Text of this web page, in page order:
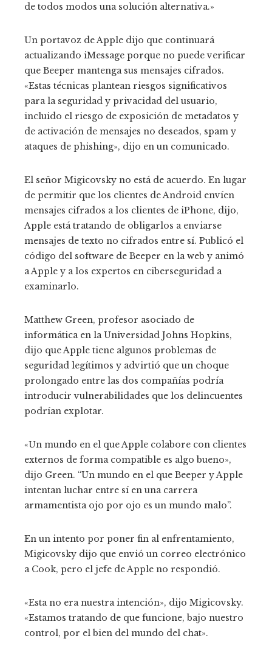
de todos modos una solución alternativa.»
Un portavoz de Apple dijo que continuará
actualizando iMessage porque no puede verificar
que Beeper mantenga sus mensajes cifrados.
«Estas técnicas plantean riesgos significativos
para la seguridad y privacidad del usuario,
incluido el riesgo de exposición de metadatos y
de activación de mensajes no deseados, spam y
ataques de phishing», dijo en un comunicado.
El señor Migicovsky no está de acuerdo. En lugar
de permitir que los clientes de Android envíen
mensajes cifrados a los clientes de iPhone, dijo,
Apple está tratando de obligarlos a enviarse
mensajes de texto no cifrados entre sí. Publicó el
código del software de Beeper en la web y animó
a Apple y a los expertos en ciberseguridad a
examinarlo.
Matthew Green, profesor asociado de
informática en la Universidad Johns Hopkins,
dijo que Apple tiene algunos problemas de
seguridad legítimos y advirtió que un choque
prolongado entre las dos compañías podría
introducir vulnerabilidades que los delincuentes
podrían explotar.
«Un mundo en el que Apple colabore con clientes
externos de forma compatible es algo bueno»,
dijo Green. “Un mundo en el que Beeper y Apple
intentan luchar entre sí en una carrera
armamentista ojo por ojo es un mundo malo”.
En un intento por poner fin al enfrentamiento,
Migicovsky dijo que envió un correo electrónico
a Cook, pero el jefe de Apple no respondió.
«Esta no era nuestra intención», dijo Migicovsky.
«Estamos tratando de que funcione, bajo nuestro
control, por el bien del mundo del chat».